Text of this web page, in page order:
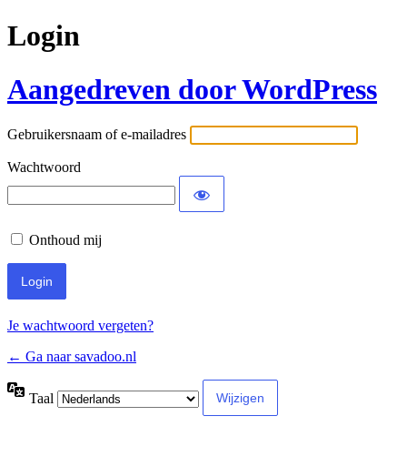
Login
Aangedreven door WordPress
Gebruikersnaam of e-mailadres
Wachtwoord
Onthoud mij
Je wachtwoord vergeten?
← Ga naar savadoo.nl
Taal